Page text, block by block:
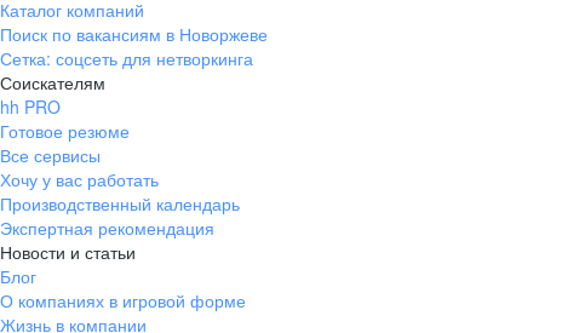
Каталог компаний
Поиск по вакансиям в Новоржеве
Сетка: соцсеть для нетворкинга
Соискателям
hh PRO
Готовое резюме
Все сервисы
Хочу у вас работать
Производственный календарь
Экспертная рекомендация
Новости и статьи
Блог
О компаниях в игровой форме
Жизнь в компании